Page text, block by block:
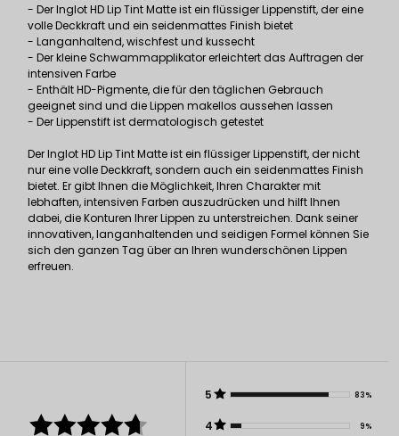
- Der Inglot HD Lip Tint Matte ist ein flüssiger Lippenstift, der eine
volle Deckkraft und ein seidenmattes Finish bietet
- Langanhaltend, wischfest und kussecht
- Der kleine Schwammapplikator erleichtert das Auftragen der
intensiven Farbe
- Enthält HD-Pigmente, die für den täglichen Gebrauch
geeignet sind und die Lippen makellos aussehen lassen
- Der Lippenstift ist dermatologisch getestet
Der Inglot HD Lip Tint Matte ist ein flüssiger Lippenstift, der nicht
nur eine volle Deckkraft, sondern auch ein seidenmattes Finish
bietet. Er gibt Ihnen die Möglichkeit, Ihren Charakter mit
lebhaften, intensiven Farben auszudrücken und hilft Ihnen
dabei, die Konturen Ihrer Lippen zu unterstreichen. Dank seiner
innovativen, langanhaltenden und seidigen Formel können Sie
sich den ganzen Tag über an Ihren wunderschönen Lippen
erfreuen.
5 83%
4 9%